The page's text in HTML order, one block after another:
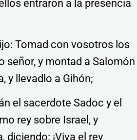
entraron a la presencia
Tomad con vosotros los
señor, y montad a Salomón
y llevadlo a Gihón;
el sacerdote Sadoc y el
rey sobre Israel, y
diciendo: ¡Viva el rey